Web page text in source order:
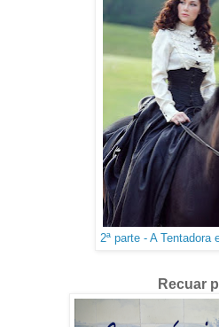
2ª parte - A Tentadora
Recuar